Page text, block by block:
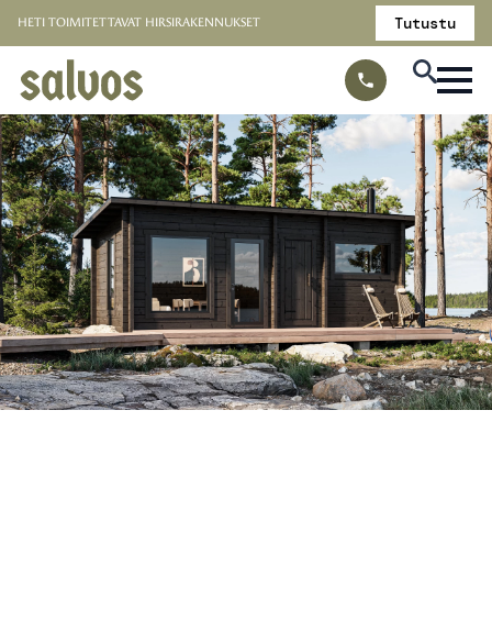
HETI TOIMITETTAVAT HIRSIRAKENNUKSET Tutustu